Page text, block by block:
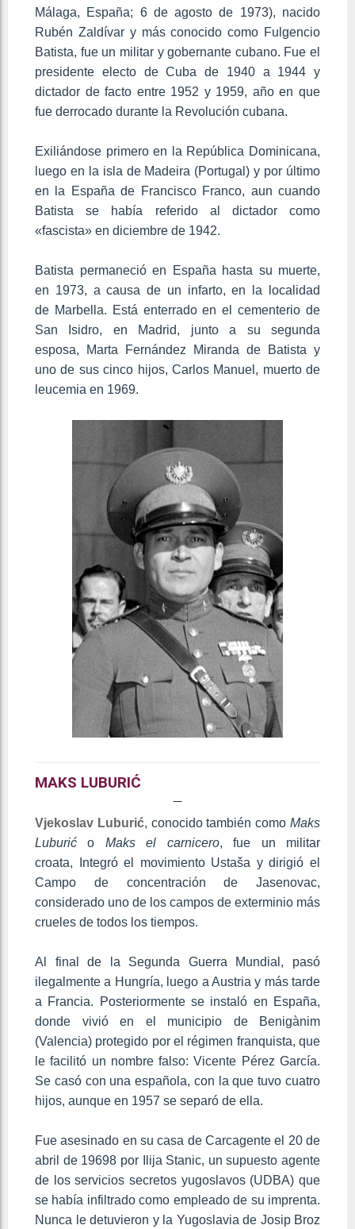
Málaga, España; 6 de agosto de 1973), nacido
Rubén Zaldívar y más conocido como Fulgencio
Batista, fue un militar y gobernante cubano. Fue el
presidente electo de Cuba de 1940 a 1944 y
dictador de facto entre 1952 y 1959, año en que
fue derrocado durante la Revolución cubana.
Exiliándose primero en la República Dominicana,
luego en la isla de Madeira (Portugal) y por último
en la España de Francisco Franco, aun cuando
Batista se había referido al dictador como
«fascista» en diciembre de 1942.
Batista permaneció en España hasta su muerte,
en 1973, a causa de un infarto, en la localidad
de Marbella. Está enterrado en el cementerio de
San Isidro, en Madrid, junto a su segunda
esposa, Marta Fernández Miranda de Batista y
uno de sus cinco hijos, Carlos Manuel, muerto de
leucemia en 1969.
MAKS LUBURIĆ
Vjekoslav Luburić, conocido también comoMaks
Luburić o Maks el carnicero, fue un militar
croata, Integró el movimiento Ustaša y dirigió el
Campo de concentración de Jasenovac,
considerado uno de los campos de exterminio más
crueles de todos los tiempos.
Al final de la Segunda Guerra Mundial, pasó
ilegalmente a Hungría, luego a Austria y más tarde
a Francia. Posteriormente se instaló en España,
donde vivió en el municipio de Benigànim
(Valencia) protegido por el régimen franquista, que
le facilitó un nombre falso: Vicente Pérez García.
Se casó con una española, con la que tuvo cuatro
hijos, aunque en 1957 se separó de ella.
Fue asesinado en su casa de Carcagente el 20 de
abril de 19698​ por Ilija Stanic, un supuesto agente
de los servicios secretos yugoslavos (UDBA) que
se había infiltrado como empleado de su imprenta.
Nunca le detuvieron y la Yugoslavia de Josip Broz